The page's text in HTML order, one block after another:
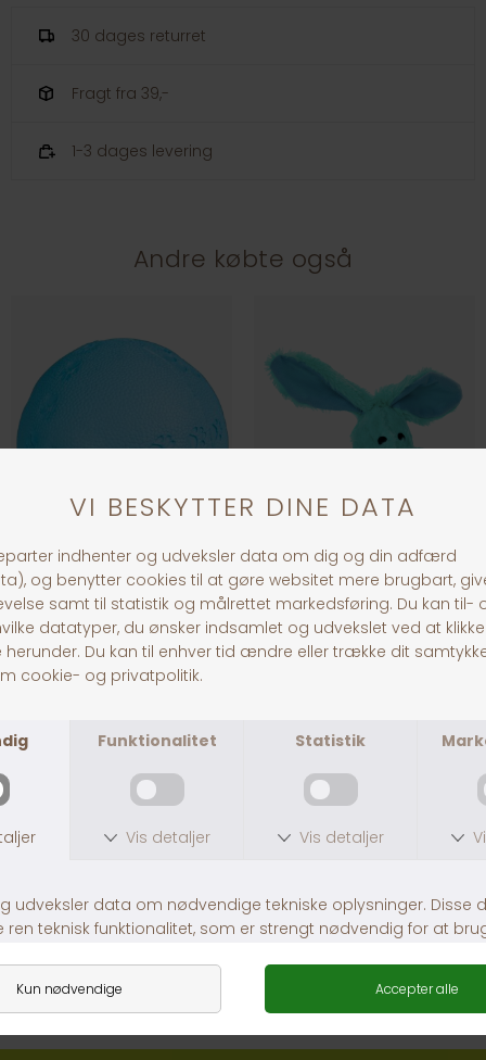
30 dages returret
Fragt fra 39,-
1-3 dages levering
Andre købte også
Jolly Paw Snackbold
DKK 49,00
Dogman Plys Kanin 18 cm, Blå
DKK 59,00
Lambold med piv
DKK 59,00
Dogman And Med Piv
DKK 59,00